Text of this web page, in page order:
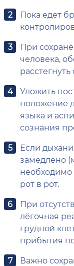
Пока едет
При
человека,
Уложить
положение
языка и
сознания
Если
замедлено
необходимо
рот в рот.
При
лёгочная
грудной
прибытия
Важно